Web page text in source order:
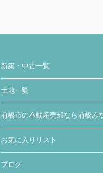
新築・中古一覧
土地一覧
前橋市の不動産売却なら前橋み
お気に入りリスト
ブログ